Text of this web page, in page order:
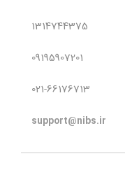
1314744375
09195907201
021-66176713
support@nibs.ir